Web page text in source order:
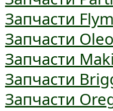
Запчасти
Запчасти
Запчасти
Запчасти
Запчасти